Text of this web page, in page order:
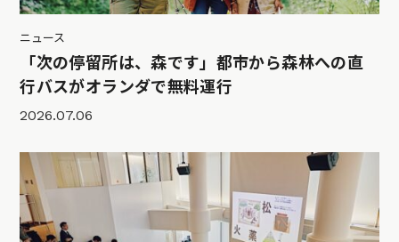
ニュース
「次の停留所は、森です」都市から森林への直
行バスがオランダで無料運行
2026.07.06